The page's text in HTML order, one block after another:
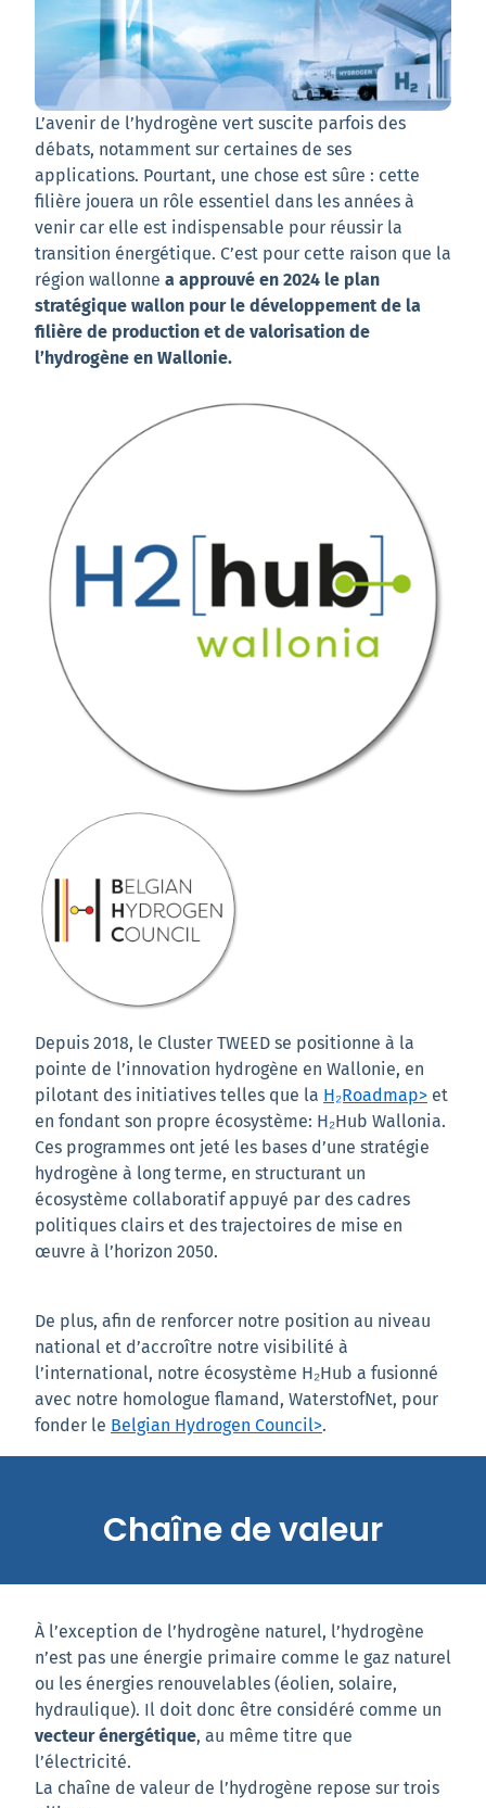
L’avenir de l’hydrogène vert suscite parfois des
débats, notamment sur certaines de ses
applications. Pourtant, une chose est sûre : cette
filière jouera un rôle essentiel dans les années à
venir car elle est indispensable pour réussir la
transition énergétique. C’est pour cette raison que la
région wallonne a approuvé en 2024 le plan
stratégique wallon pour le développement de la
filière de production et de valorisation de
l’hydrogène en Wallonie.
Depuis 2018, le Cluster TWEED se positionne à la
pointe de l’innovation hydrogène en Wallonie, en
pilotant des initiatives telles que la H₂Roadmap> et
en fondant son propre écosystème: H₂Hub Wallonia.
Ces programmes ont jeté les bases d’une stratégie
hydrogène à long terme, en structurant un
écosystème collaboratif appuyé par des cadres
politiques clairs et des trajectoires de mise en
œuvre à l’horizon 2050.
De plus, afin de renforcer notre position au niveau
national et d’accroître notre visibilité à
l’international, notre écosystème H₂Hub a fusionné
avec notre homologue flamand, WaterstofNet, pour
fonder le Belgian Hydrogen Council>.
Chaîne de valeur
À l’exception de l’hydrogène naturel, l’hydrogène
n’est pas une énergie primaire comme le gaz naturel
ou les énergies renouvelables (éolien, solaire,
hydraulique). Il doit donc être considéré comme un
vecteur énergétique, au même titre que
l’électricité.
La chaîne de valeur de l’hydrogène repose sur trois